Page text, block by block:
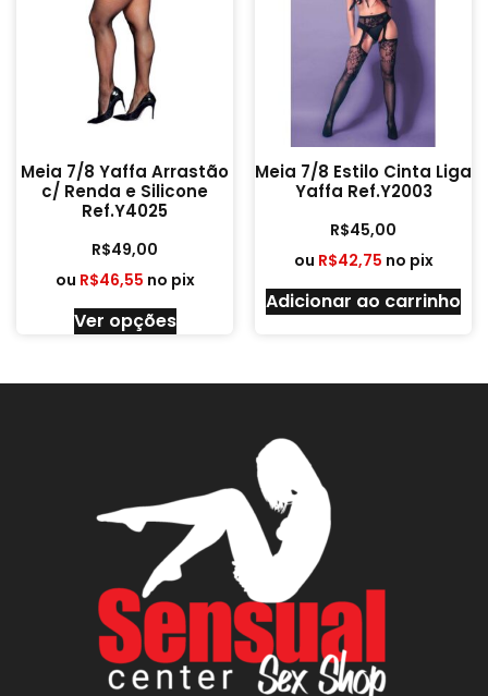
Meia 7/8 Yaffa Arrastão
c/ Renda e Silicone
Ref.Y4025
R$49,00
ou R$46,55 no pix
Ver opções
Meia 7/8 Estilo Cinta Liga
Yaffa Ref.Y2003
R$45,00
ou R$42,75 no pix
Adicionar ao carrinho